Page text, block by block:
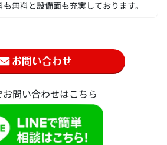
無料と設備面も充実しております。
お問い合わせはこちら